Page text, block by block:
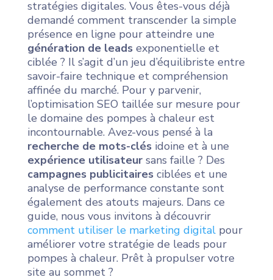
stratégies digitales. Vous êtes-vous déjà
demandé comment transcender la simple
présence en ligne pour atteindre une
génération de leadsexponentielle et
ciblée ? Il s’agit d’un jeu d’équilibriste entre
savoir-faire technique et compréhension
affinée du marché. Pour y parvenir,
l’optimisation SEO taillée sur mesure pour
le domaine des pompes à chaleur est
incontournable. Avez-vous pensé à la
recherche de mots-clésidoine et à une
expérience utilisateursans faille ? Des
campagnes publicitairesciblées et une
analyse de performance constante sont
également des atouts majeurs. Dans ce
guide, nous vous invitons à découvrir
comment utiliser le marketing digitalpour
améliorer votre stratégie de leads pour
pompes à chaleur. Prêt à propulser votre
site au sommet ?